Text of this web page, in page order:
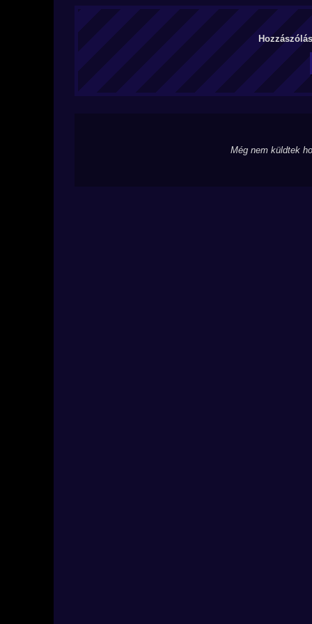
Még nem küldtek